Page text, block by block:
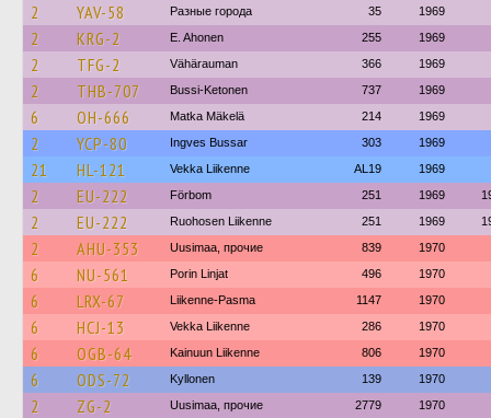
2 YAV-58 Разные города 35 1969
2 KRG-2 E. Ahonen 255 1969
2 TFG-2 Vähärauman 366 1969
2 THB-707 Bussi-Ketonen 737 1969
6 OH-666 Matka Mäkelä 214 1969
2 YCP-80 Ingves Bussar 303 1969
21 HL-121 Vekka Liikenne AL19 1969
2 EU-222 Förbom 251 1969
2 EU-222 Ruohosen Liikenne 251 1969
2 AHU-353 Uusimaa, прочие 839 1970
6 NU-561 Porin Linjat 496 1970
6 LRX-67 Liikenne-Pasma 1147 1970
6 HCJ-13 Vekka Liikenne 286 1970
6 OGB-64 Kainuun Liikenne 806 1970
6 ODS-72 Kyllonen 139 1970
2 ZG-2 Uusimaa, прочие 2779 1970